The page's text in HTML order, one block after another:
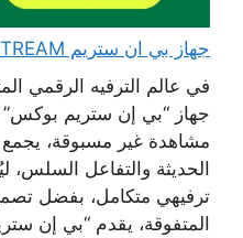
جهاز بي ان ستريم beIN STREAM الكويت مع اشتراك
في عالم الترفيه الرقمي
جهاز “بي إن ستريم بوكس”
مشاهدة غير مسبوقة، يجمع
الحديثة والتفاعل السلس،
ترفيهي متكامل، بفضل
المتفوقة، يقدم “بي إن